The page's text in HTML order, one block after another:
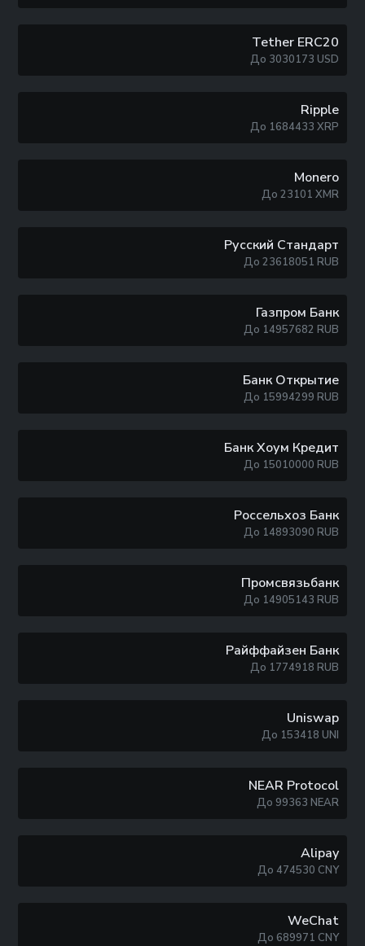
Tether ERC20
До 3030173 USD
Ripple
До 1684433 XRP
Monero
До 23101 XMR
Русский Стандарт
До 23618051 RUB
Газпром Банк
До 14957682 RUB
Банк Открытие
До 15994299 RUB
Банк Хоум Кредит
До 15010000 RUB
Россельхоз Банк
До 14893090 RUB
Промсвязьбанк
До 14905143 RUB
Райффайзен Банк
До 1774918 RUB
Uniswap
До 153418 UNI
NEAR Protocol
До 99363 NEAR
Alipay
До 474530 CNY
WeChat
До 689971 CNY